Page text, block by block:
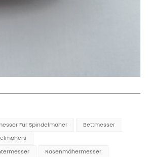
Für Spindelmäher
Bettmesser
Rasenmähermesser